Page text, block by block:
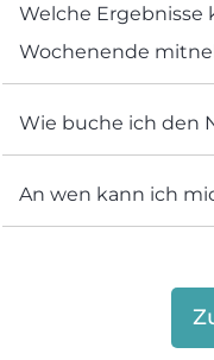
Welche Ergebnisse
Wochenende
Wie buche ich den
An wen kann ich